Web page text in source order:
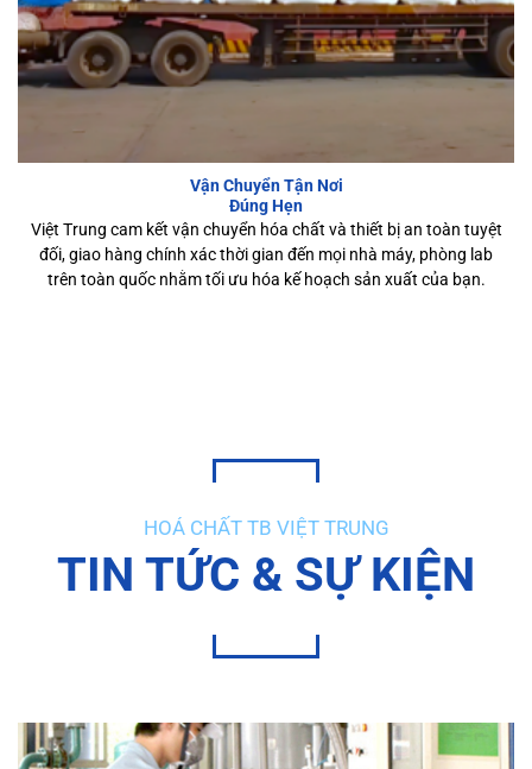
Vận Chuyển Tận Nơi
Đúng Hẹn
Việt Trung cam kết vận chuyển hóa chất và thiết bị an toàn tuyệt
đối, giao hàng chính xác thời gian đến mọi nhà máy, phòng lab
trên toàn quốc nhằm tối ưu hóa kế hoạch sản xuất của bạn.
HOÁ CHẤT TB VIỆT TRUNG
TIN TỨC & SỰ KIỆN